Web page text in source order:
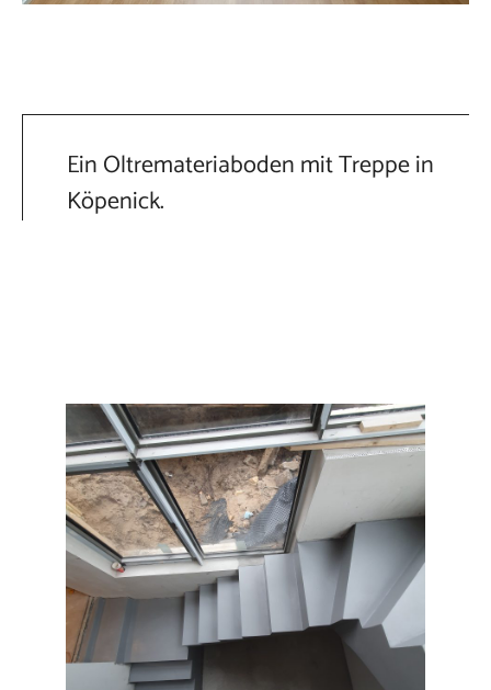
Ein Oltremateriaboden mit Treppe in
Köpenick.